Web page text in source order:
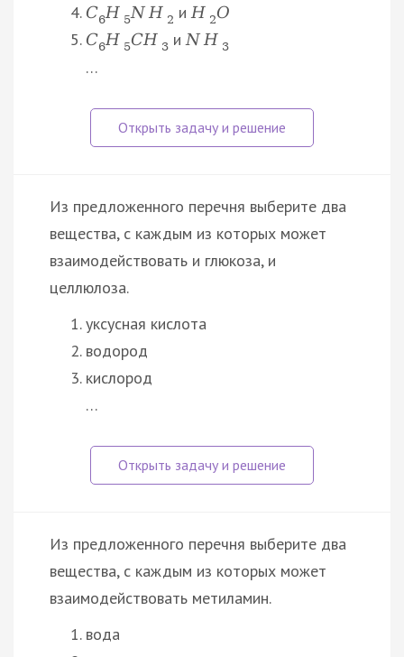
C6H 5N H 2 иH 2O
C6H 5CH 3 иNH 3
…
Из предложенного перечня выберите два
вещества, с каждым из которых может
взаимодействовать и глюкоза, и
целлюлоза.
уксусная кислота
водород
кислород
…
Из предложенного перечня выберите два
вещества, с каждым из которых может
взаимодействовать метиламин.
вода